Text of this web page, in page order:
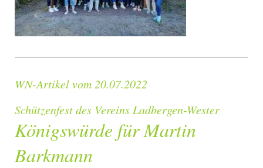
WN-Artikel vom 20.07.2022
Schützenfest des Vereins Ladbergen-Wester
Königswürde für Martin
Barkmann